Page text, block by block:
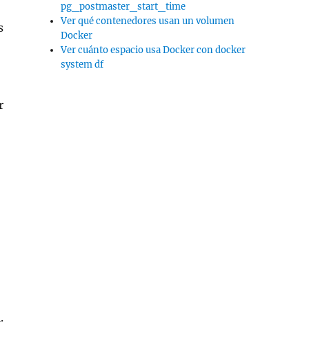
pg_postmaster_start_time
Ver qué contenedores usan un volumen
Docker
Ver cuánto espacio usa Docker con docker
system df